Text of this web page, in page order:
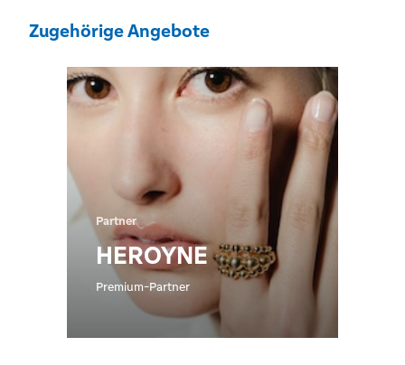
Zugehörige Angebote
Partner
HEROYNE
Premium-Partner